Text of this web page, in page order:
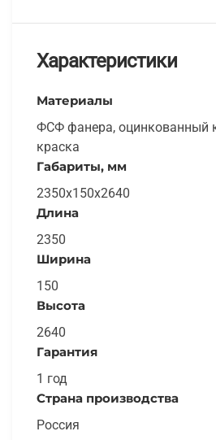
Характеристики
Материалы
ФСФ фанера, оцинкованный
краска
Габариты, мм
2350x150x2640
Длина
2350
Ширина
150
Высота
2640
Гарантия
1 год
Страна производства
Россия